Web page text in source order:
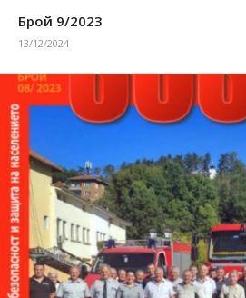
Брой 9/2023
13/12/2024